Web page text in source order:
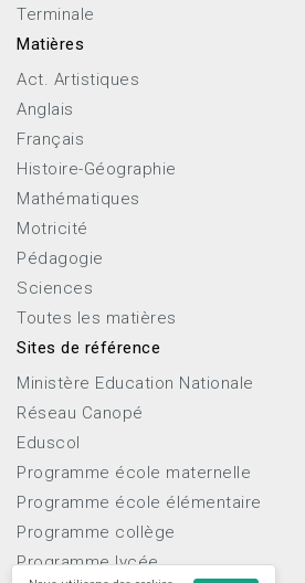
Terminale
Matières
Act. Artistiques
Anglais
Français
Histoire-Géographie
Mathématiques
Motricité
Pédagogie
Sciences
Toutes les matières
Sites de référence
Ministère Education Nationale
Réseau Canopé
Eduscol
Programme école maternelle
Programme école élémentaire
Programme collège
Programme lycée